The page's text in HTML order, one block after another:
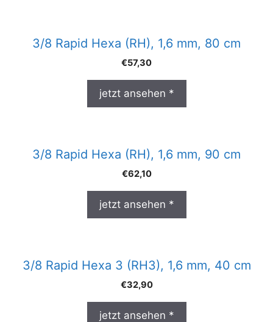
3/8 Rapid Hexa (RH), 1,6 mm, 80 cm
€57,30
jetzt ansehen *
3/8 Rapid Hexa (RH), 1,6 mm, 90 cm
€62,10
jetzt ansehen *
3/8 Rapid Hexa 3 (RH3), 1,6 mm, 40 cm
€32,90
jetzt ansehen *